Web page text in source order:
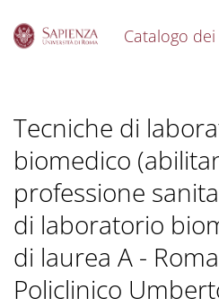
Catalogo
Tecniche di
biomedico
professione
di laboratorio
di laurea A -
Policlinico